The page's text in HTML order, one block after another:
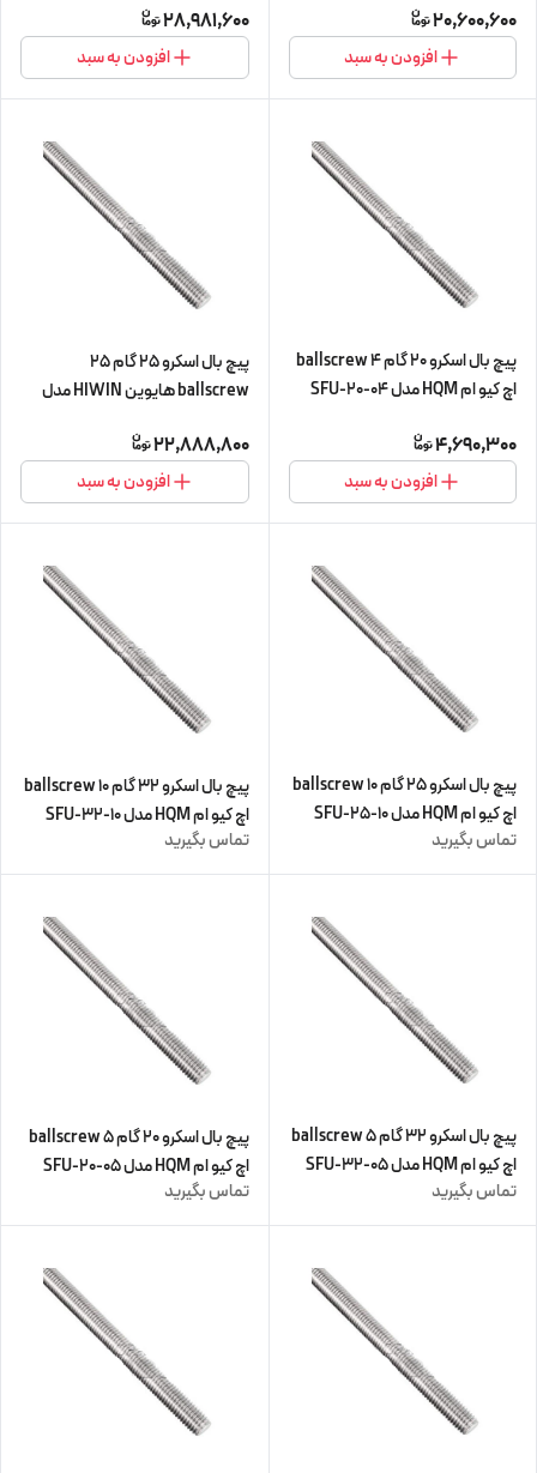
سی)
20,600,600
افزودن به سبد
cnc سی ان سی)
28,981,600
افزودن به سبد
پیچ بال اسکرو 20 گام 4 ballscrew
اچ کیو ام HQM مدل SFU-20-04
سی) (اورجینال وارداتی)
4,690,300
افزودن به سبد
پیچ بال اسکرو 25 گام 25
ballscrew هایوین HIWIN مدل
cnc سی ان سی)
22,888,800
افزودن به سبد
پیچ بال اسکرو 25 گام 10 ballscrew
اچ کیو ام HQM مدل SFU-25-10
(زنگار دارد) (اورجینال وارداتی)
تماس بگیرید
پیچ بال اسکرو 32 گام 10 ballscrew
اچ کیو ام HQM مدل SFU-32-10
(زنگار دارد) (اورجینال وارداتی)
تماس بگیرید
پیچ بال اسکرو 32 گام 5 ballscrew
اچ کیو ام HQM مدل SFU-32-05
(زنگار دارد) (اورجینال وارداتی)
تماس بگیرید
پیچ بال اسکرو 20 گام 5 ballscrew
اچ کیو ام HQM مدل SFU-20-05
(زنگار دارد) (اورجینال وارداتی)
تماس بگیرید